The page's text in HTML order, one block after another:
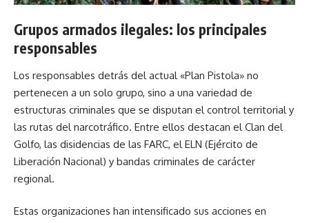
Grupos armados ilegales: los principales
responsables
Los responsables detrás del actual «Plan Pistola» no
pertenecen a un solo grupo, sino a una variedad de
estructuras criminales que se disputan el control territorial y
las rutas del narcotráfico. Entre ellos destacan el Clan del
Golfo, las disidencias de las FARC, el ELN (Ejército de
Liberación Nacional) y bandas criminales de carácter
regional.
Estas organizaciones han intensificado sus acciones en